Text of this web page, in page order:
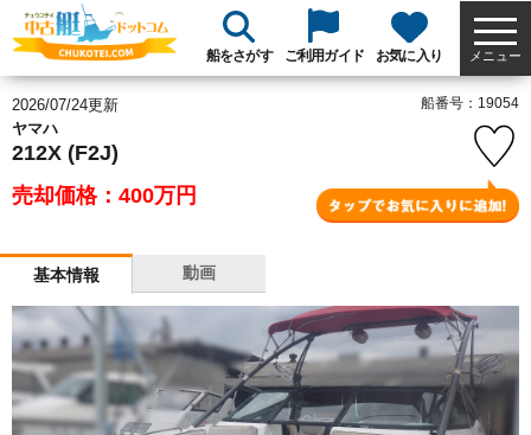
船をさがす ご利用ガイド お気に入り メニュー
2026/07/24更新
ヤマハ
212X (F2J)
売却価格：400万円
船番号：19054
基本情報 動画